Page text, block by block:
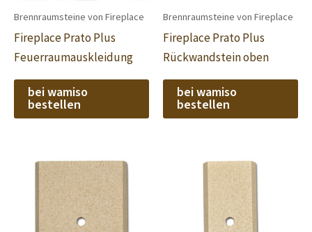
Brennraumsteine von Fireplace
Fireplace Prato Plus
Feuerraumauskleidung
bei wamiso
bestellen
Brennraumsteine von Fireplace
Fireplace Prato Plus
Rückwandstein oben
bei wamiso
bestellen